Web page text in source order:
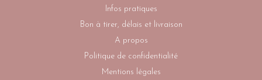
Infos pratiques
Bon à tirer, délais et livraison
A propos
Politique de confidentialité
Mentions légales